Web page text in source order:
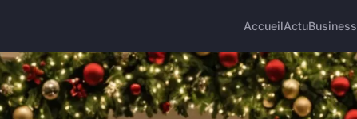
AccueilActuBusiness